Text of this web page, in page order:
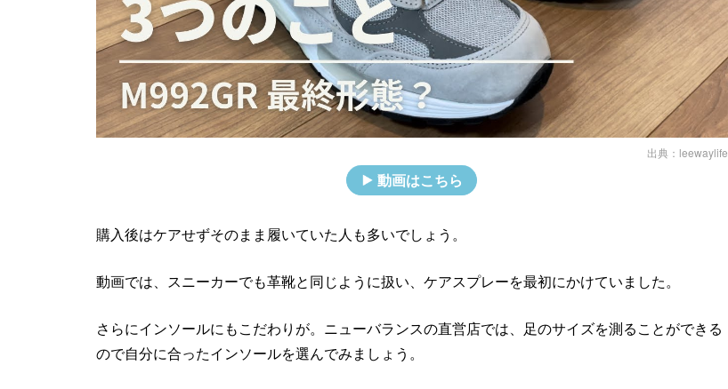
出典： leewaylife
動画はこちら
購入後はケアせずそのまま履いていた人も多いでしょう。
動画では、スニーカーでも革靴と同じように扱い、ケアスプレーを最初にかけていました。
さらにインソールにもこだわりが。ニューバランスの直営店では、足のサイズを測ることができる
ので自分に合ったインソールを選んでみましょう。